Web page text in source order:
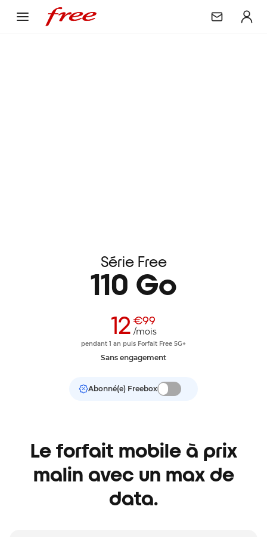
Série Free
110 Go
12 €99
/mois
pendant 1 an puis Forfait Free 5G+
Sans engagement
Abonné(e) Freebox
Le forfait mobile à prix
malin avec un max de
data.